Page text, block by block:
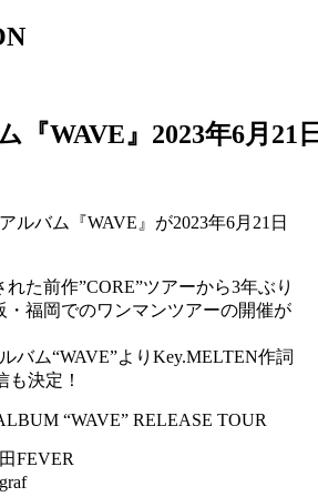
『WAVE』2023年6月21
ルバム『WAVE』が2023年6月21日
た前作”CORE”ツアーから3年ぶり
・福岡でのワンマンツアーの開催が
バム“WAVE”よりKey.MELTEN作詞
も決定！
“WAVE” RELEASE TOUR
FEVER